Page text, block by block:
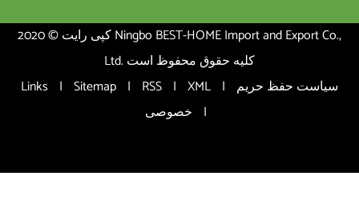
کپی رایت © 2020 Ningbo BEST-HOME Import and Export Co.,
Ltd. کلیه حقوق محفوظ است
Links | Sitemap | RSS | XML | سیاست حفظ حریم
خصوصی |